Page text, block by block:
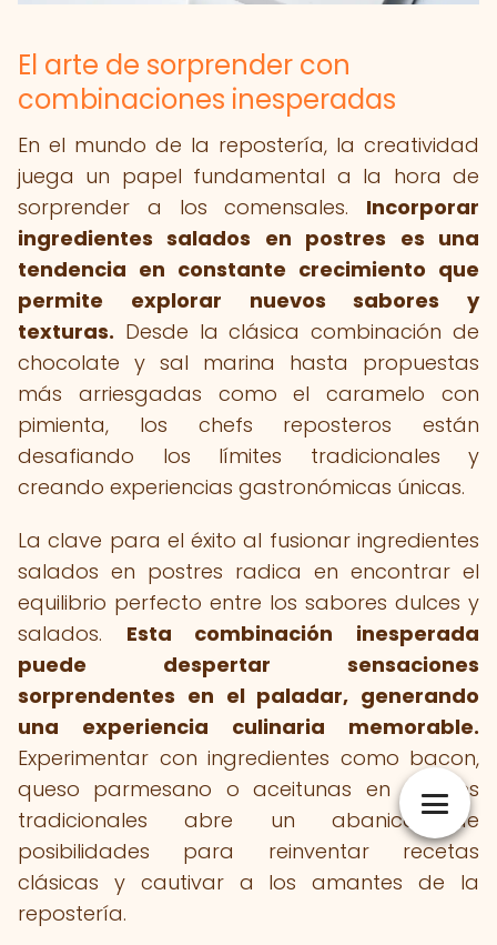
El arte de sorprender con
combinaciones inesperadas
En el mundo de la repostería, la creatividad
juega un papel fundamental a la hora de
sorprender a los comensales. Incorporar
ingredientes salados en postres es una
tendencia en constante crecimiento que
permite explorar nuevos sabores y
texturas. Desde la clásica combinación de
chocolate y sal marina hasta propuestas
más arriesgadas como el caramelo con
pimienta, los chefs reposteros están
desafiando los límites tradicionales y
creando experiencias gastronómicas únicas.
La clave para el éxito al fusionar ingredientes
salados en postres radica en encontrar el
equilibrio perfecto entre los sabores dulces y
salados. Esta combinación inesperada
puede despertar sensaciones
sorprendentes en el paladar, generando
una experiencia culinaria memorable.
Experimentar con ingredientes como bacon,
queso parmesano o aceitunas en postres
tradicionales abre un abanico de
posibilidades para reinventar recetas
clásicas y cautivar a los amantes de la
repostería.